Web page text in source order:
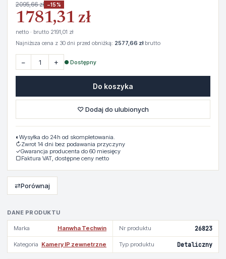
DANE PRODUKTU
Marka Hanwha Techwin Nr produktu 26823
Kategoria Kamery IP zewnetrzne Typ produktu Detaliczny
2095,66 zł −15%
1781,31 zł
netto · brutto 2191,01 zł
Najniższa cena z 30 dni przed obniżką: 2577,66 złbrutto
− + ● Dostępny
Do koszyka
♡ Dodaj do ulubionych
◐ Wysyłka do 24h od skompletowania.
↻Zwrot 14 dni bez podawania przyczyny
✓Gwarancja producenta do 60 miesięcy
▢Faktura VAT, dostępne ceny netto
⇄Porównaj